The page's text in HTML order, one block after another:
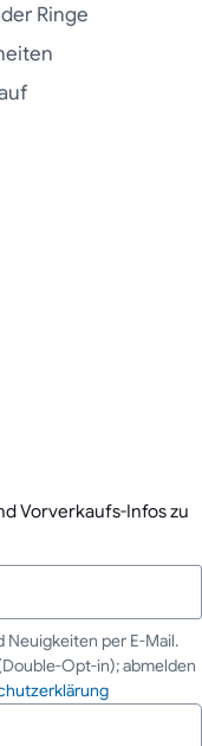
Ringe
Vorverkaufs-Infos zu
per E-Mail.
Opt-in); abmelden